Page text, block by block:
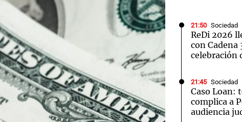
21:50 Sociedad
ReDi 2026
con Cadena
celebración
21:45 Sociedad
Caso Loan:
complica a
audiencia